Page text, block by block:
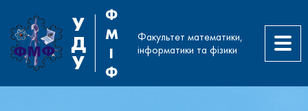
У
Д
У
Ф
М
І
Ф
Факультет математики,
інформатики та фізики